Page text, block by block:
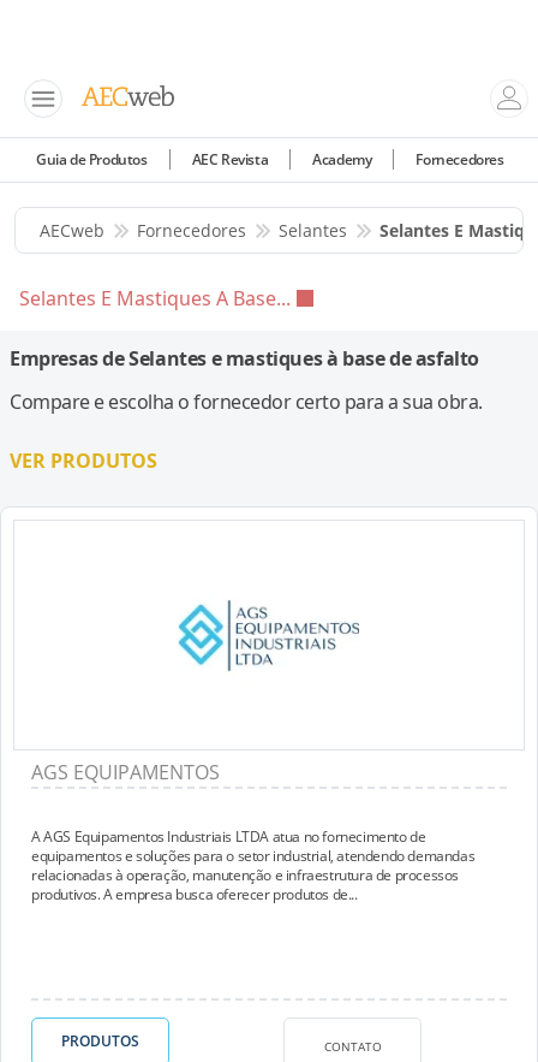
Guia de Produtos AEC Revista Academy Fornecedores
AECweb Fornecedores Selantes Selantes E
Selantes E Mastiques A Base...
Empresas de Selantes e mastiques à base de asfalto
Compare e escolha o fornecedor certo para a sua obra.
VER PRODUTOS
AGS EQUIPAMENTOS
A AGS Equipamentos Industriais LTDA atua no fornecimento de
equipamentos e soluções para o setor industrial, atendendo demandas
relacionadas à operação, manutenção e infraestrutura de processos
produtivos. A empresa busca oferecer produtos de...
PRODUTOS CONTATO